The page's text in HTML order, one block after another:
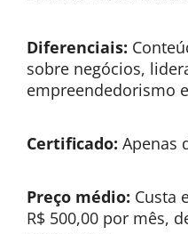
Diferenciais:
sobre negócios,
empreendedorismo
Certificado: Apenas
Preço médio: Custa
R$ 500,00 por mês,